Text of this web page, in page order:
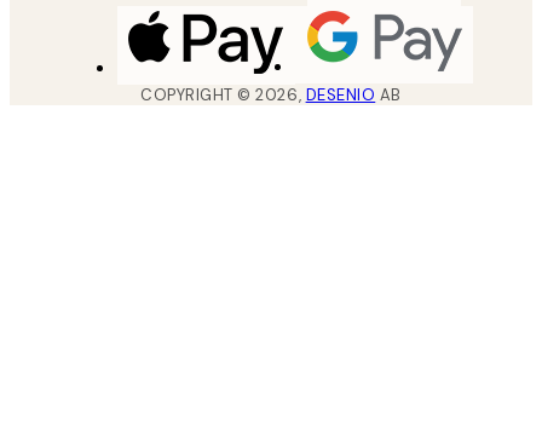
COPYRIGHT ©2026, DESENIO AB